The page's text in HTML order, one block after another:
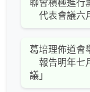
聯會積極進行
代表會議六
葛培理佈道會
報告明年七
議」